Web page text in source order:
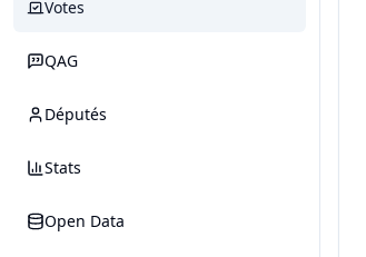
Votes
QAG
Députés
Stats
Open Data